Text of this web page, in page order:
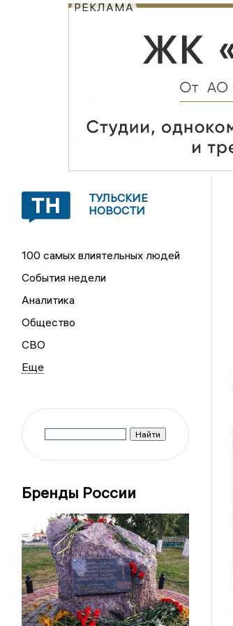
РЕКЛАМА
ТУЛЬСКИЕ
НОВОСТИ
100 самых влиятельных людей
События недели
Аналитика
Общество
СВО
Бренды России